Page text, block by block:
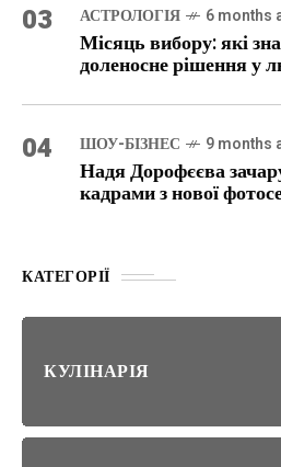
03 АСТРОЛОГІЯ 6 months
Місяць вибору: які
доленосне рішення у
04 ШОУ-БІЗНЕС 9 months
Надя Дорофєєва
кадрами з нової
КАТЕГОРІЇ
КУЛІНАРІЯ